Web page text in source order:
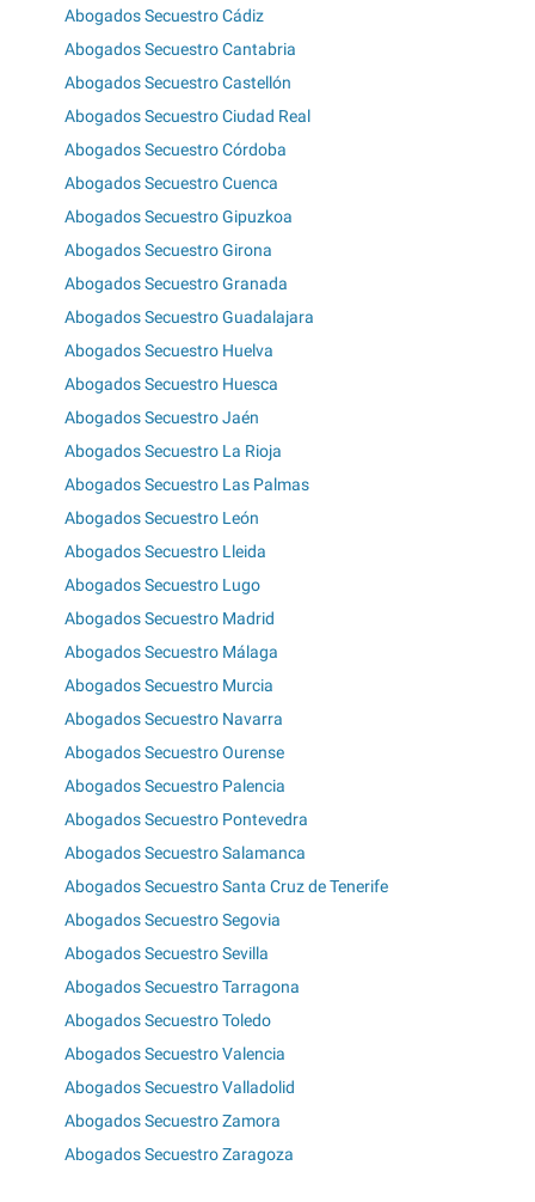
Abogados Secuestro Cádiz
Abogados Secuestro Cantabria
Abogados Secuestro Castellón
Abogados Secuestro Ciudad Real
Abogados Secuestro Córdoba
Abogados Secuestro Cuenca
Abogados Secuestro Gipuzkoa
Abogados Secuestro Girona
Abogados Secuestro Granada
Abogados Secuestro Guadalajara
Abogados Secuestro Huelva
Abogados Secuestro Huesca
Abogados Secuestro Jaén
Abogados Secuestro La Rioja
Abogados Secuestro Las Palmas
Abogados Secuestro León
Abogados Secuestro Lleida
Abogados Secuestro Lugo
Abogados Secuestro Madrid
Abogados Secuestro Málaga
Abogados Secuestro Murcia
Abogados Secuestro Navarra
Abogados Secuestro Ourense
Abogados Secuestro Palencia
Abogados Secuestro Pontevedra
Abogados Secuestro Salamanca
Abogados Secuestro Santa Cruz de Tenerife
Abogados Secuestro Segovia
Abogados Secuestro Sevilla
Abogados Secuestro Tarragona
Abogados Secuestro Toledo
Abogados Secuestro Valencia
Abogados Secuestro Valladolid
Abogados Secuestro Zamora
Abogados Secuestro Zaragoza